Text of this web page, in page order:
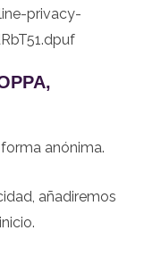
privacy-
anónima.
añadiremos